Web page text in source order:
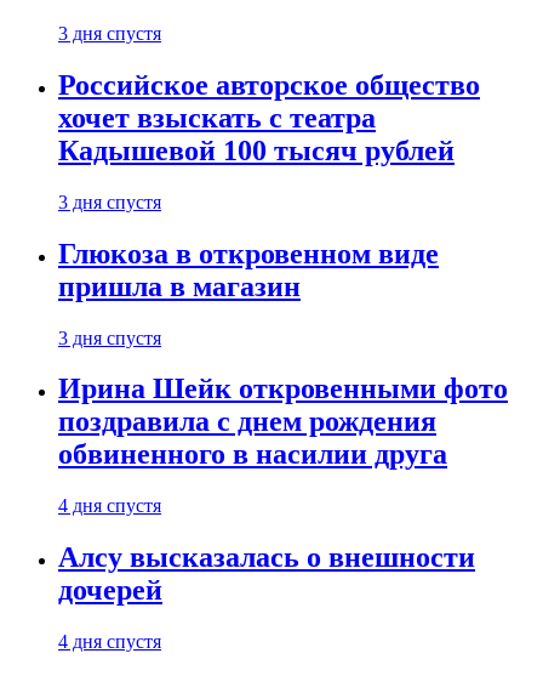
3 дня спустя
Российское авторское общество
хочет взыскать с театра
Кадышевой 100 тысяч рублей
3 дня спустя
Глюкоза в откровенном виде
пришла в магазин
3 дня спустя
Ирина Шейк откровенными фото
поздравила с днем рождения
обвиненного в насилии друга
4 дня спустя
Алсу высказалась о внешности
дочерей
4 дня спустя